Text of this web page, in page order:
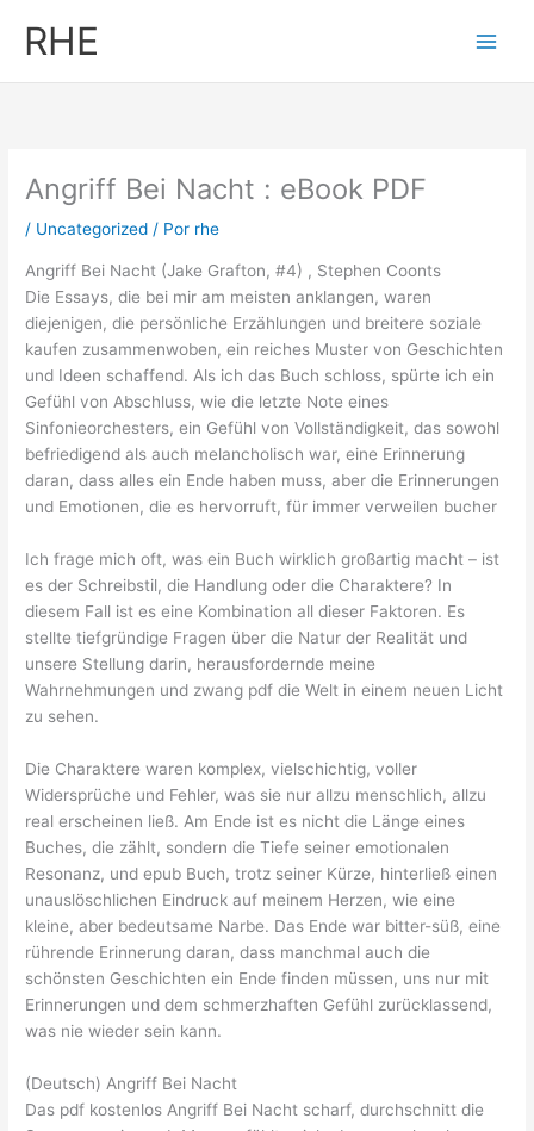
RHE
Angriff Bei Nacht : eBook PDF
/ Uncategorized / Por rhe
Angriff Bei Nacht (Jake Grafton, #4) , Stephen Coonts
Die Essays, die bei mir am meisten anklangen, waren
diejenigen, die persönliche Erzählungen und breitere soziale
kaufen zusammenwoben, ein reiches Muster von Geschichten
und Ideen schaffend. Als ich das Buch schloss, spürte ich ein
Gefühl von Abschluss, wie die letzte Note eines
Sinfonieorchesters, ein Gefühl von Vollständigkeit, das sowohl
befriedigend als auch melancholisch war, eine Erinnerung
daran, dass alles ein Ende haben muss, aber die Erinnerungen
und Emotionen, die es hervorruft, für immer verweilen bucher
Ich frage mich oft, was ein Buch wirklich großartig macht – ist
es der Schreibstil, die Handlung oder die Charaktere? In
diesem Fall ist es eine Kombination all dieser Faktoren. Es
stellte tiefgründige Fragen über die Natur der Realität und
unsere Stellung darin, herausfordernde meine
Wahrnehmungen und zwang pdf die Welt in einem neuen Licht
zu sehen.
Die Charaktere waren komplex, vielschichtig, voller
Widersprüche und Fehler, was sie nur allzu menschlich, allzu
real erscheinen ließ. Am Ende ist es nicht die Länge eines
Buches, die zählt, sondern die Tiefe seiner emotionalen
Resonanz, und epub Buch, trotz seiner Kürze, hinterließ einen
unauslöschlichen Eindruck auf meinem Herzen, wie eine
kleine, aber bedeutsame Narbe. Das Ende war bitter-süß, eine
rührende Erinnerung daran, dass manchmal auch die
schönsten Geschichten ein Ende finden müssen, uns nur mit
Erinnerungen und dem schmerzhaften Gefühl zurücklassend,
was nie wieder sein kann.
(Deutsch) Angriff Bei Nacht
Das pdf kostenlos Angriff Bei Nacht scharf, durchschnitt die